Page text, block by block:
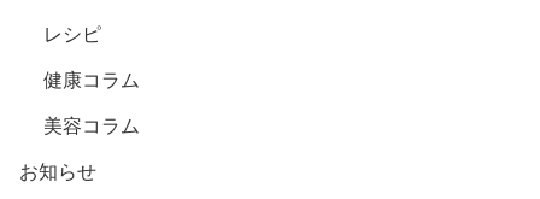
レシピ
健康コラム
美容コラム
お知らせ